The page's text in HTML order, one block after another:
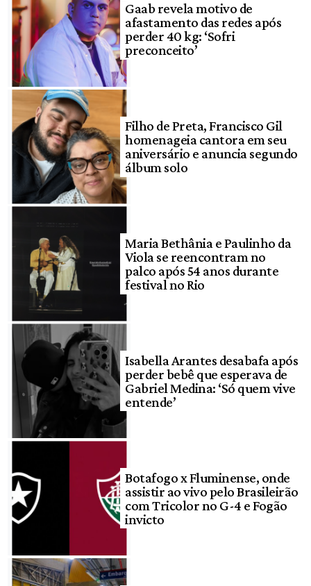
Gaab revela motivo de
afastamento das redes após
perder 40 kg: ‘Sofri
preconceito’
Filho de Preta, Francisco Gil
homenageia cantora em seu
aniversário e anuncia segundo
álbum solo
Maria Bethânia e Paulinho da
Viola se reencontram no
palco após 54 anos durante
festival no Rio
Isabella Arantes desabafa após
perder bebê que esperava de
Gabriel Medina: ‘Só quem vive
entende’
Botafogo x Fluminense, onde
assistir ao vivo pelo Brasileirão
com Tricolor no G-4 e Fogão
invicto